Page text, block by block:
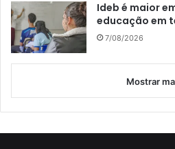
Ideb é maior
educação em
7/08/2026
Mostrar